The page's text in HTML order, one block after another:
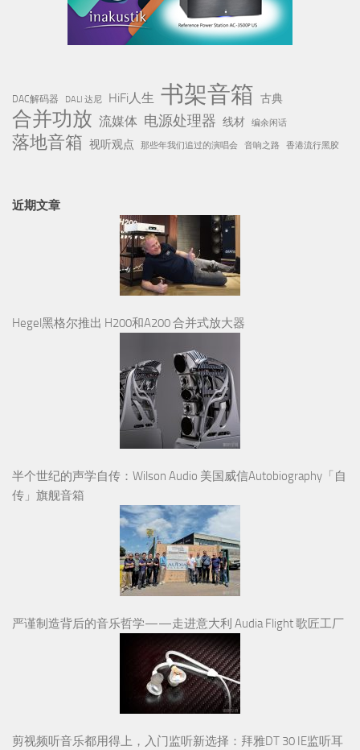
DAC解码器 DALI 达尼 HiFi人生 书架音箱 古典
合并功放 流媒体 电源处理器 线材 编余闲话
落地音箱 视听观点 那些年我们追过的演唱会 音响之路 香港流行黑胶
近期文章
Hegel黑格尔推出 H200和A200 合并式放大器
半个世纪的声学自传：Wilson Audio 美国威信Autobiography「自
传」旗舰音箱
严谨制造背后的音乐哲学——走进意大利 Audia Flight 歌匠工厂
剪视频听音乐都用得上，入门监听新选择：拜雅DT 30 IE监听耳